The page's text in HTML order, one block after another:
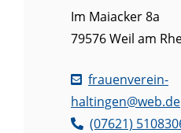
Im Maiacker 8a
79576Weil am
frauenverein-
haltingen@web.de
(07621) 51083